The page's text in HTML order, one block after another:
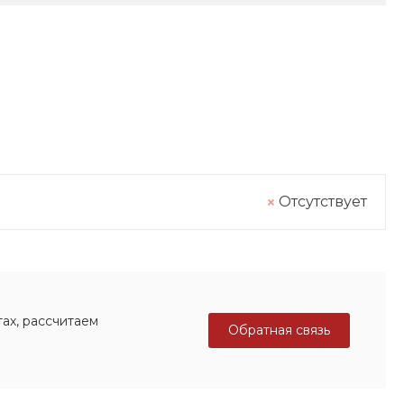
Отсутствует
рассчитаем
Обратная связь